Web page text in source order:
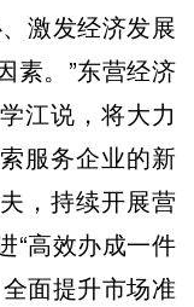
激发经济发展
素。”东营经济
江说，将大力
服务企业的新
，持续开展营
“高效办成一件
面提升市场准